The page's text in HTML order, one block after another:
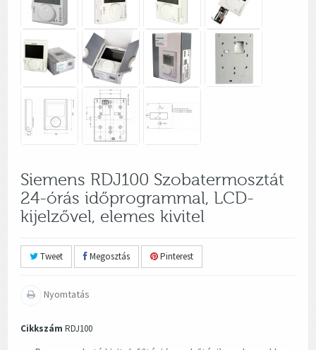
Siemens RDJ100 Szobatermosztát
24-órás időprogrammal, LCD-
kijelzővel, elemes kivitel
Tweet Megosztás Pinterest
Nyomtatás
Cikkszám RDJ100